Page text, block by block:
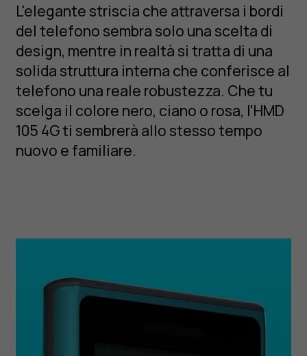
L'elegante striscia che attraversa i bordi
del telefono sembra solo una scelta di
design, mentre in realtà si tratta di una
solida struttura interna che conferisce al
telefono una reale robustezza. Che tu
scelga il colore nero, ciano o rosa, l'HMD
105 4G ti sembrerà allo stesso tempo
nuovo e familiare.